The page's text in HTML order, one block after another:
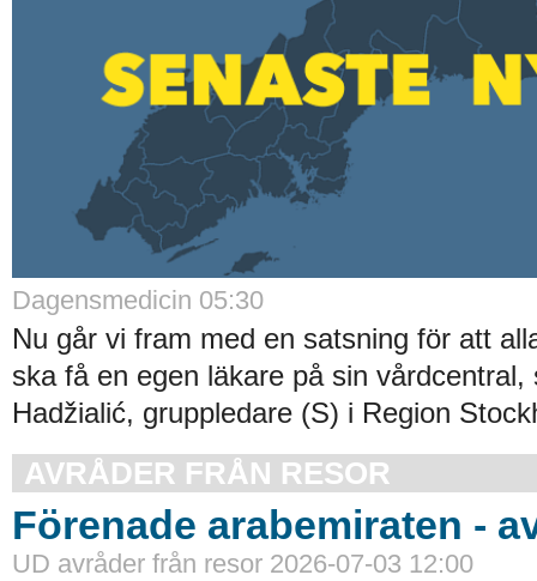
Dagensmedicin 05:30
Nu går vi fram med en satsning för att
ska få en egen läkare på sin vårdcentral,
Hadžialić, gruppledare (S) i Region
AVRÅDER FRÅN RESOR
Förenade arabemiraten -
UD avråder från resor 2026-07-03 12:00